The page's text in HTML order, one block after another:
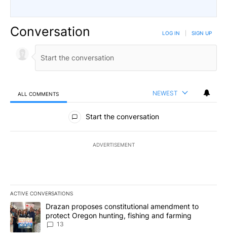
Conversation LOG IN SIGN UP
ALL COMMENTS NEWEST
All Comments
Start the conversation
ADVERTISEMENT
ACTIVE CONVERSATIONS
The following is a list of the most commented articles in the last
A trending article titled "Drazan proposes constitutional
Drazan proposes constitutional amendment to
protect Oregon hunting, fishing and farming
13